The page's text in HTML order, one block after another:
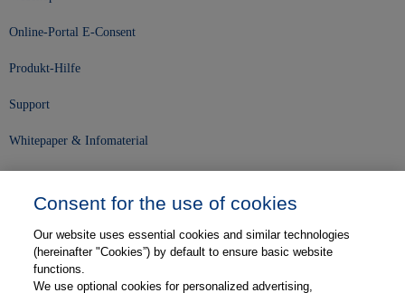
Online-Portal E-Consent
Produkt-Hilfe
Support
Whitepaper & Infomaterial
Karriere
Kontakt
Consent for the use of cookies
Our website uses essential cookies and similar technologies
(hereinafter "Cookies”) by default to ensure basic website
functions.
We use optional cookies for personalized advertising,